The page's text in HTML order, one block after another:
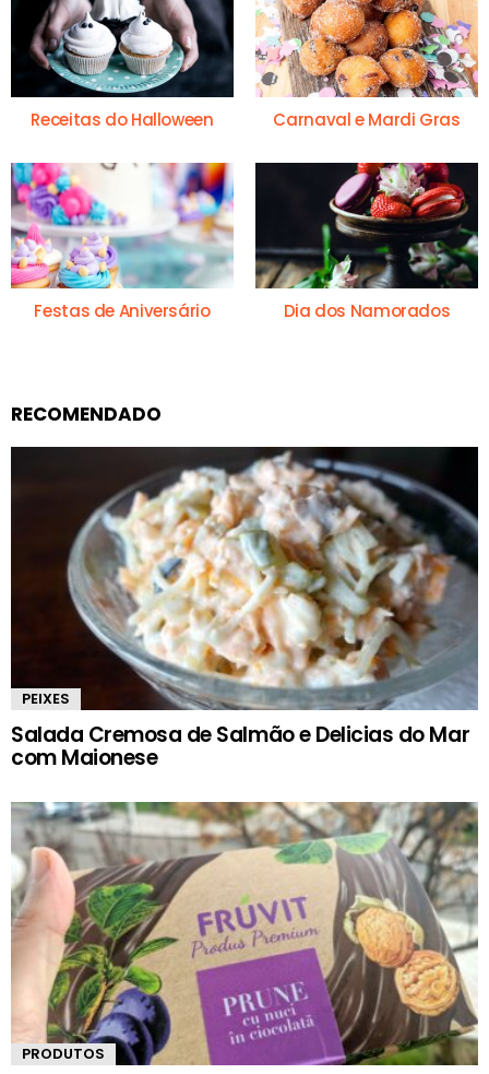
Receitas do Halloween Carnaval e Mardi Gras
Festas de Aniversário Dia dos Namorados
RECOMENDADO
PEIXES
Salada Cremosa de Salmão e Delicias do Mar
com Maionese
PRODUTOS